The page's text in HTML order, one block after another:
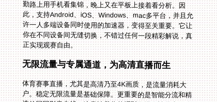
正实现观赛自由。
无限流量与专属通道，为高清直播而生
体育赛事直播，尤其是高清乃至4K画质，是流量消耗大
户。稳定无限流量是基础保障。更重要的是智能分流和精
选的回国影音专线。这意味着你的观影数据会被优先、稳
定地通过优化后的路径传输，与普通网络流量分开处理，
有效避免高峰期的拥堵。独享100M带宽的承诺，则为极
致流畅提供了硬件基础，让每一次射门、每一次扣篮都清